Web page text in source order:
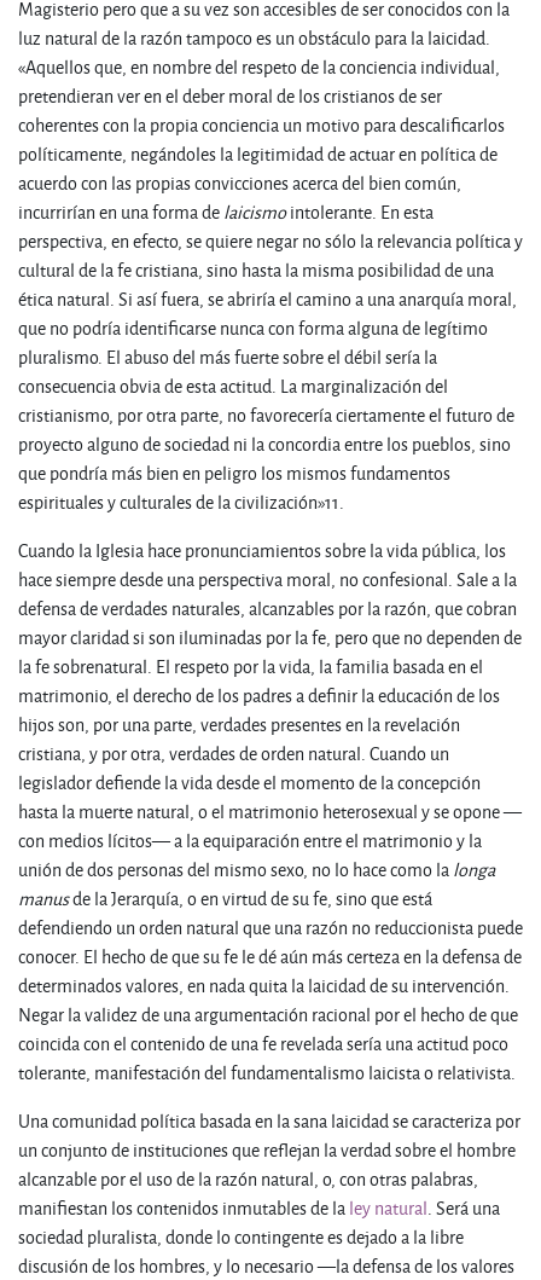
Magisterio pero que a su vez son accesibles de ser conocidos con la
luz natural de la razón tampoco es un obstáculo para la laicidad.
«Aquellos que, en nombre del respeto de la conciencia individual,
pretendieran ver en el deber moral de los cristianos de ser
coherentes con la propia conciencia un motivo para descalificarlos
políticamente, negándoles la legitimidad de actuar en política de
acuerdo con las propias convicciones acerca del bien común,
incurrirían en una forma delaicismointolerante. En esta
perspectiva, en efecto, se quiere negar no sólo la relevancia política y
cultural de la fe cristiana, sino hasta la misma posibilidad de una
ética natural. Si así fuera, se abriría el camino a una anarquía moral,
que no podría identificarse nunca con forma alguna de legítimo
pluralismo. El abuso del más fuerte sobre el débil sería la
consecuencia obvia de esta actitud. La marginalización del
cristianismo, por otra parte, no favorecería ciertamente el futuro de
proyecto alguno de sociedad ni la concordia entre los pueblos, sino
que pondría más bien en peligro los mismos fundamentos
espirituales y culturales de la civilización»11.
Cuando la Iglesia hace pronunciamientos sobre la vida pública, los
hace siempre desde una perspectiva moral, no confesional. Sale a la
defensa de verdades naturales, alcanzables por la razón, que cobran
mayor claridad si son iluminadas por la fe, pero que no dependen de
la fe sobrenatural. El respeto por la vida, la familia basada en el
matrimonio, el derecho de los padres a definir la educación de los
hijos son, por una parte, verdades presentes en la revelación
cristiana, y por otra, verdades de orden natural. Cuando un
legislador defiende la vida desde el momento de la concepción
hasta la muerte natural, o el matrimonio heterosexual y se opone —
con medios lícitos— a la equiparación entre el matrimonio y la
unión de dos personas del mismo sexo, no lo hace como lalonga
manusde la Jerarquía, o en virtud de su fe, sino que está
defendiendo un orden natural que una razón no reduccionista puede
conocer. El hecho de que su fe le dé aún más certeza en la defensa de
determinados valores, en nada quita la laicidad de su intervención.
Negar la validez de una argumentación racional por el hecho de que
coincida con el contenido de una fe revelada sería una actitud poco
tolerante, manifestación del fundamentalismo laicista o relativista.
Una comunidad política basada en la sana laicidad se caracteriza por
un conjunto de instituciones que reflejan la verdad sobre el hombre
alcanzable por el uso de la razón natural, o, con otras palabras,
manifiestan los contenidos inmutables de laley natural. Será una
sociedad pluralista, donde lo contingente es dejado a la libre
discusión de los hombres, y lo necesario —la defensa de los valores